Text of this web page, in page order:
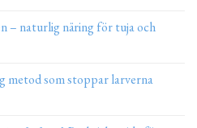
– naturlig näring för tuja och
metod som stoppar larverna